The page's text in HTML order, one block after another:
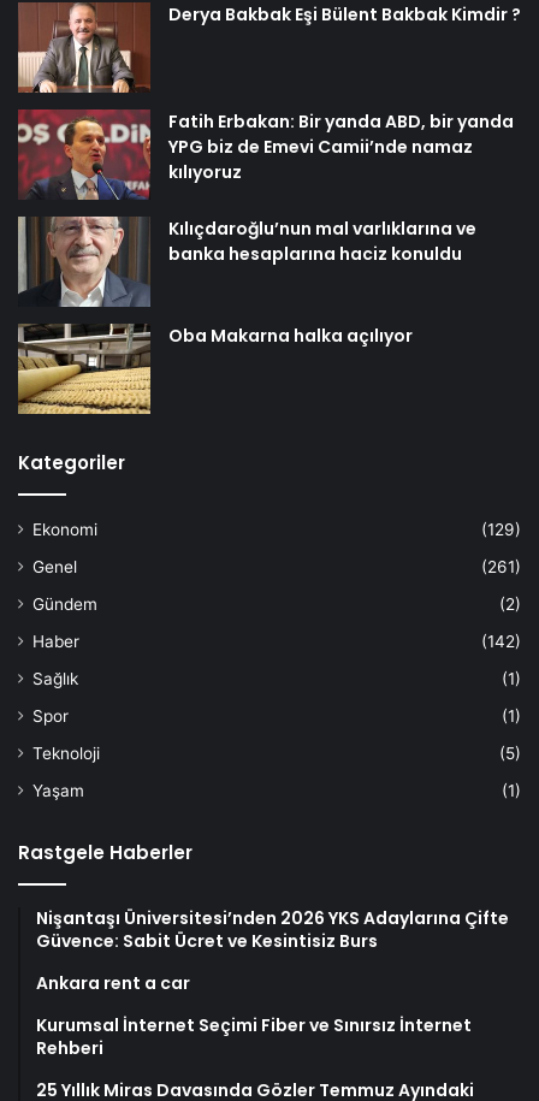
Derya Bakbak Eşi Bülent Bakbak Kimdir ?
Fatih Erbakan: Bir yanda ABD, bir yanda
YPG biz de Emevi Camii’nde namaz
kılıyoruz
Kılıçdaroğlu’nun mal varlıklarına ve
banka hesaplarına haciz konuldu
Oba Makarna halka açılıyor
Kategoriler
Ekonomi
(129)
Genel
(261)
Gündem
(2)
Haber
(142)
Sağlık
(1)
Spor
(1)
Teknoloji
(5)
Yaşam
(1)
Rastgele Haberler
Nişantaşı Üniversitesi’nden 2026 YKS Adaylarına Çifte
Güvence: Sabit Ücret ve Kesintisiz Burs
Ankara rent a car
Kurumsal İnternet Seçimi Fiber ve Sınırsız İnternet
Rehberi
25 Yıllık Miras Davasında Gözler Temmuz Ayındaki